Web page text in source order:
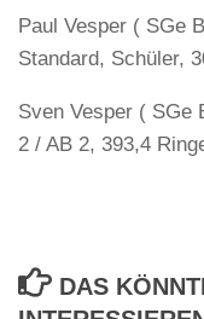
Paul Vesper ( SGe
Standard, Schüler,
Sven Vesper ( SGe
2 / AB 2, 393,4
DAS